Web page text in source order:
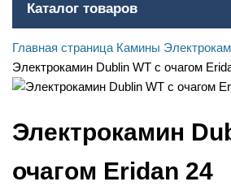
Каталог товаров
Главная страница Камины
Электрокамин Dublin WT c очагом
Электрокамин
очагом Eridan 24